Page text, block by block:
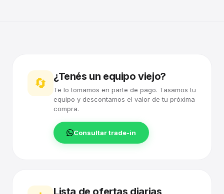
🔄 ¿Tenés un equipo viejo?
Te lo tomamos en parte de pago. Tasamos tu
equipo y descontamos el valor de tu próxima
compra.
Consultar trade-in
Lista de ofertas diarias